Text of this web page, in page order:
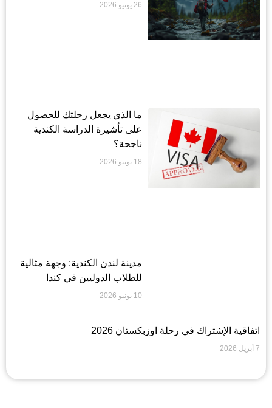
26 يونيو 2026
ما الذي يجعل رحلتك للحصول
على تأشيرة الدراسة الكندية
ناجحة؟
18 يونيو 2026
مدينة لندن الكندية: وجهة مثالية
للطلاب الدوليين في كندا
10 يونيو 2026
اتفاقية الإشتراك في رحلة اوزبكستان 2026
7 أبريل 2026